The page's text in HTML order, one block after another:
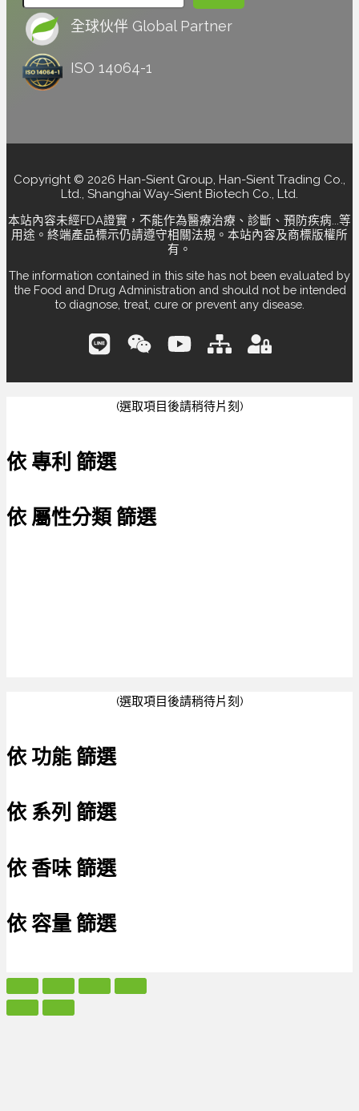
全球伙伴 Global Partner
ISO 14064-1
Copyright © 2026 Han-Sient Group, Han-Sient Trading Co.,
Ltd., Shanghai Way-Sient Biotech Co., Ltd.
本站內容未經FDA證實，不能作為醫療治療、診斷、預防疾病...等
用途。終端產品標示仍請遵守相關法規。本站內容及商標版權所
有。
The information contained in this site has not been evaluated by
the Food and Drug Administration and should not be intended
to diagnose, treat, cure or prevent any disease.
(選取項目後請稍待片刻)
依 專利 篩選
依 屬性分類 篩選
(選取項目後請稍待片刻)
依 功能 篩選
依 系列 篩選
依 香味 篩選
依 容量 篩選